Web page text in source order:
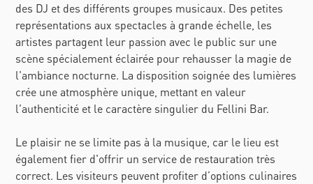
des DJ et des différents groupes musicaux. Des petites
représentations aux spectacles à grande échelle, les
artistes partagent leur passion avec le public sur une
scène spécialement éclairée pour rehausser la magie de
l'ambiance nocturne. La disposition soignée des lumières
crée une atmosphère unique, mettant en valeur
l'authenticité et le caractère singulier du Fellini Bar.
Le plaisir ne se limite pas à la musique, car le lieu est
également fier d'offrir un service de restauration très
correct. Les visiteurs peuvent profiter d’options culinaires